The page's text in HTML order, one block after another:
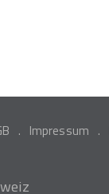
Impressum